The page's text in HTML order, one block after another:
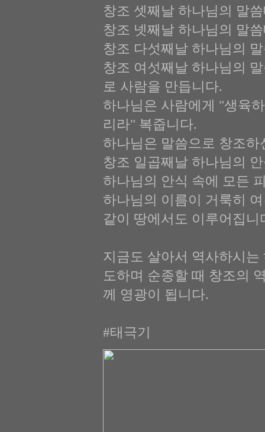
창조 셋째날 하나님의 말
창조 넷째날 하나님의 말
창조 다섯째날 하나님의
창조 여섯째날 하나님의
로 사람을 만듭니다.
하나님은 사람에게 "생육
리라" 복줍니다.
하나님은 말씀으로 창조
창조 일곱째날 하나님의
하나님의 안식 속에 모든
하나님의 이름이 거룩히
같이 땅에서도 이루어집니
지금도 살아서 역사하시
도하며 순종할 때 창조의
께 영광이 됩니다.
#태극기